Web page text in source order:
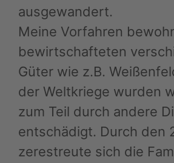
ausgewandert.
Meine Vorfahren
bewirtschafteten
Güter wie z.B.
der Weltkriege wurden
zum Teil durch andere
entschädigt. Durch den
zerestreute sich die